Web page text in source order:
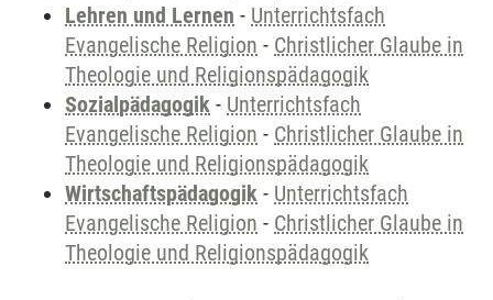
Lehren und Lernen - Unterrichtsfach
Evangelische Religion - Christlicher Glaube in
Theologie und Religionspädagogik
Sozialpädagogik - Unterrichtsfach
Evangelische Religion - Christlicher Glaube in
Theologie und Religionspädagogik
Wirtschaftspädagogik - Unterrichtsfach
Evangelische Religion - Christlicher Glaube in
Theologie und Religionspädagogik